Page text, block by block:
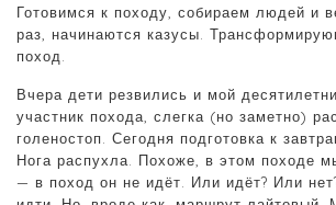
Готовимся к походу, собираем людей и
раз, начинаются казусы.
поход.
Вчера дети резвились и мой
участник похода, слегка (но заметно)
голеностоп. Сегодня подготовка к
Нога распухла. Похоже, в этом походе
— в поход он не идёт. Или идёт? Или